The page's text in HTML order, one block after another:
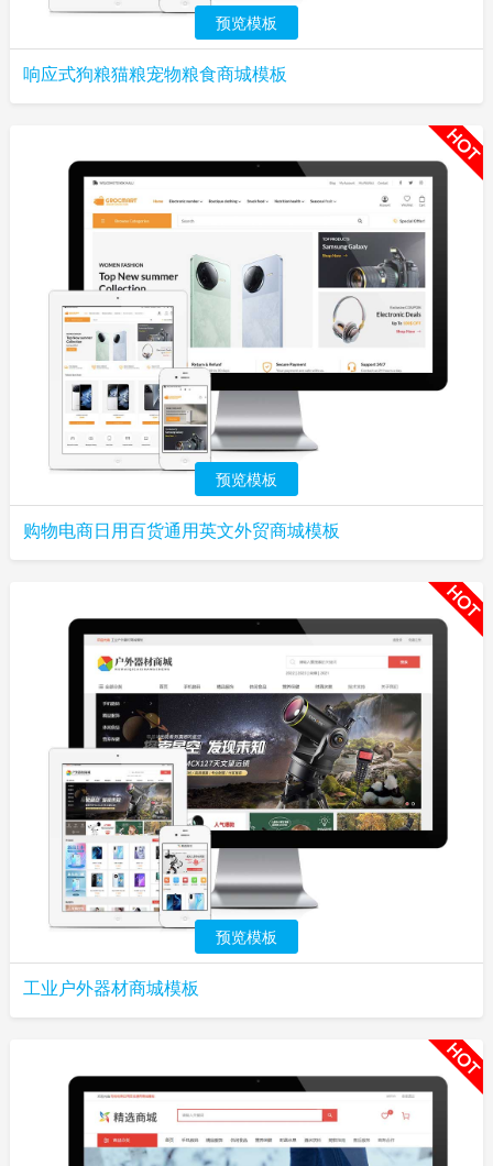
预览模板
响应式狗粮猫粮宠物粮食商城模板
预览模板
购物电商日用百货通用英文外贸商城模板
预览模板
工业户外器材商城模板